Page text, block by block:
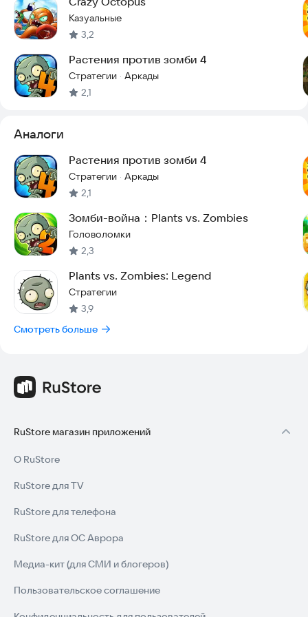
Казуальные
3,2
Растения против зомби 4
Стратегии · Аркады
2,1
Аналоги
Растения против зомби 4
Стратегии · Аркады
2,1
Зомби-война：Plants vs. Zombies
Головоломки
2,3
Plants vs. Zombies: Legend
Стратегии
3,9
Смотреть больше
RuStore магазин приложений
О RuStore
RuStore для TV
RuStore для телефона
RuStore для ОС Аврора
Медиа-кит (для СМИ и блогеров)
Пользовательское соглашение